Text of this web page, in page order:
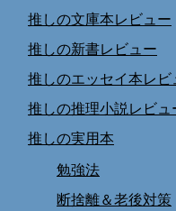
推しの文庫本レビュー
推しの新書レビュー
推しのエッセイ本レビ
推しの推理小説レビュ
推しの実用本
勉強法
断捨離＆老後対策